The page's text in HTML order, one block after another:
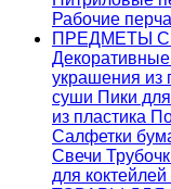
Рабочие
ПРЕДМЕТЫ
украшения из
суши Пики
из пластика
Салфетки
Свечи
для